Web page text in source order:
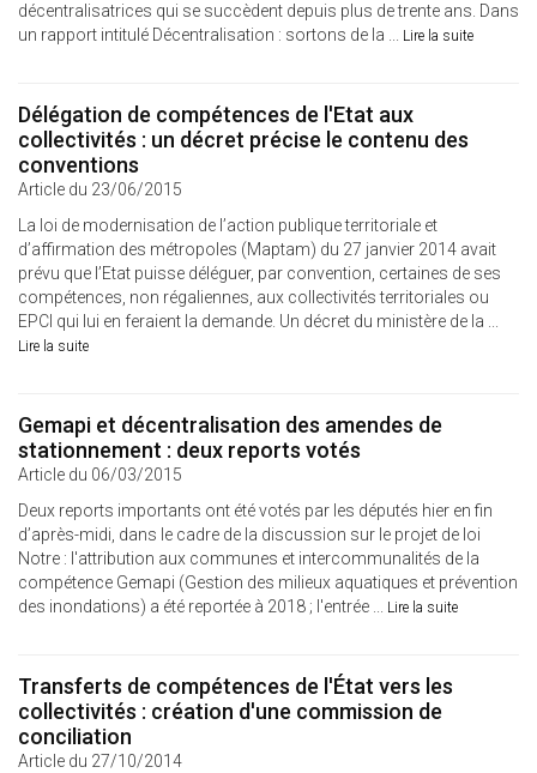
décentralisatrices qui se succèdent depuis plus de trente ans. Dans
un rapport intitulé Décentralisation : sortons de la ... Lire la suite
Délégation de compétences de l'Etat aux
collectivités : un décret précise le contenu des
conventions
Article du 23/06/2015
La loi de modernisation de l’action publique territoriale et
d’affirmation des métropoles (Maptam) du 27 janvier 2014 avait
prévu que l’Etat puisse déléguer, par convention, certaines de ses
compétences, non régaliennes, aux collectivités territoriales ou
EPCI qui lui en feraient la demande. Un décret du ministère de la ...
Lire la suite
Gemapi et décentralisation des amendes de
stationnement : deux reports votés
Article du 06/03/2015
Deux reports importants ont été votés par les députés hier en fin
d’après-midi, dans le cadre de la discussion sur le projet de loi
Notre : l'attribution aux communes et intercommunalités de la
compétence Gemapi (Gestion des milieux aquatiques et prévention
des inondations) a été reportée à 2018 ; l'entrée ... Lire la suite
Transferts de compétences de l'État vers les
collectivités : création d'une commission de
conciliation
Article du 27/10/2014